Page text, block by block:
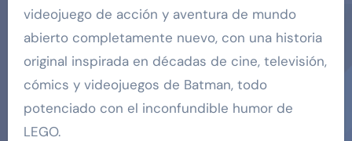
videojuego de acción y aventura de mundo
abierto completamente nuevo, con una historia
original inspirada en décadas de cine, televisión,
cómics y videojuegos de Batman, todo
potenciado con el inconfundible humor de
LEGO.